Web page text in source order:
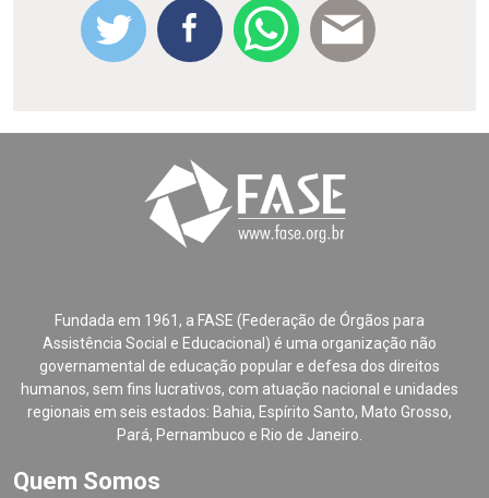
Fundada em 1961, a FASE (Federação de Órgãos para
Assistência Social e Educacional) é uma organização não
governamental de educação popular e defesa dos direitos
humanos, sem fins lucrativos, com atuação nacional e unidades
regionais em seis estados: Bahia, Espírito Santo, Mato Grosso,
Pará, Pernambuco e Rio de Janeiro.
Quem Somos